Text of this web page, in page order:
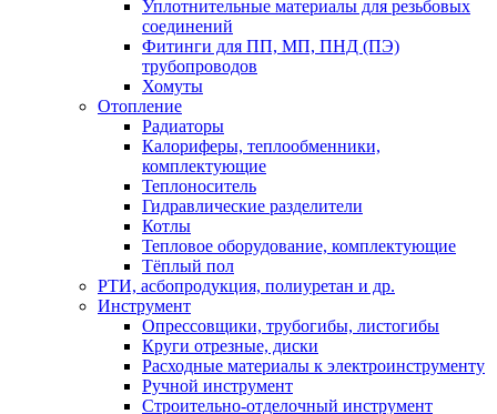
Уплотнительные материалы для резьбовых
соединений
Фитинги для ПП, МП, ПНД (ПЭ)
трубопроводов
Хомуты
Отопление
Радиаторы
Калориферы, теплообменники,
комплектующие
Теплоноситель
Гидравлические разделители
Котлы
Тепловое оборудование, комплектующие
Тёплый пол
РТИ, асбопродукция, полиуретан и др.
Инструмент
Опрессовщики, трубогибы, листогибы
Круги отрезные, диски
Расходные материалы к электроинструменту
Ручной инструмент
Строительно-отделочный инструмент